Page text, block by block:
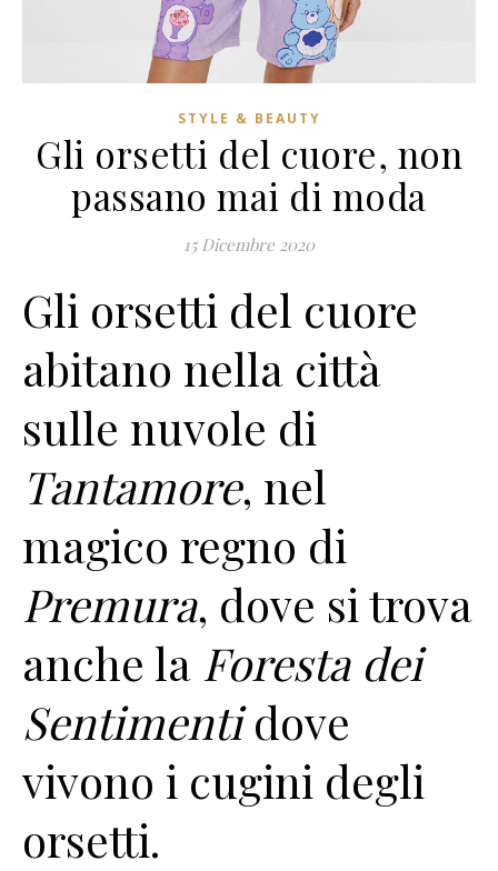
STYLE & BEAUTY
Gli orsetti del cuore, non
passano mai di moda
15 Dicembre 2020
Gli orsetti del cuore
abitano nella città
sulle nuvole di
Tantamore, nel
magico regno di
Premura, dove si trova
anche la Foresta dei
Sentimentidove
vivono i cugini degli
orsetti.